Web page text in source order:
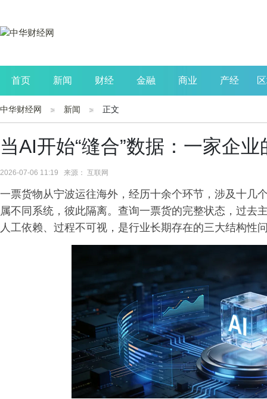
首页 新闻 财经 金融 商业 产经
公司 生活 读书
中华财经网 新闻 正文
当AI开始“缝合”数据：一家企
2026-07-06 11:19 来源： 互联网
一票货物从宁波运往海外，经历十余个环节，涉及十几
属不同系统，彼此隔离。查询一票货的完整状态，过去
人工依赖、过程不可视，是行业长期存在的三大结构性